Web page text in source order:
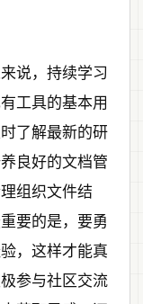
说，持续学习
工具的基本用
了解最新的研
良好的文档管
组织文件结
要的是，要勇
，这样才能真
参与社区交流